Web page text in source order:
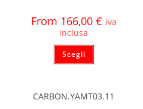
From 166,00 € iva
inclusa
Scegli
CARBON.YAMT03.11